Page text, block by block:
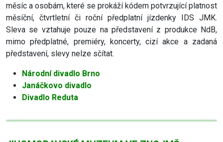
měsíc a osobám, které se prokáží kódem potvrzující platnost
měsíční, čtvrtletní či roční předplatní jízdenky IDS JMK.
Sleva se vztahuje pouze na představení z produkce NdB,
mimo předplatné, premiéry, koncerty, cizí akce a zadaná
představení, slevy nelze sčítat.
Národní divadlo Brno
Janáčkovo divadlo
Divadlo Reduta